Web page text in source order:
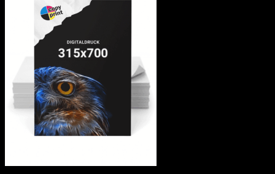
GRÖSSEN
12x12 mm
37x11 mm
49x15 mm